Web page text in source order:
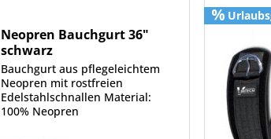
Neopren Bauchgurt 36"
schwarz
Bauchgurt aus pflegeleichtem
Neopren mit rostfreien
Edelstahlschnallen Material:
100% Neopren